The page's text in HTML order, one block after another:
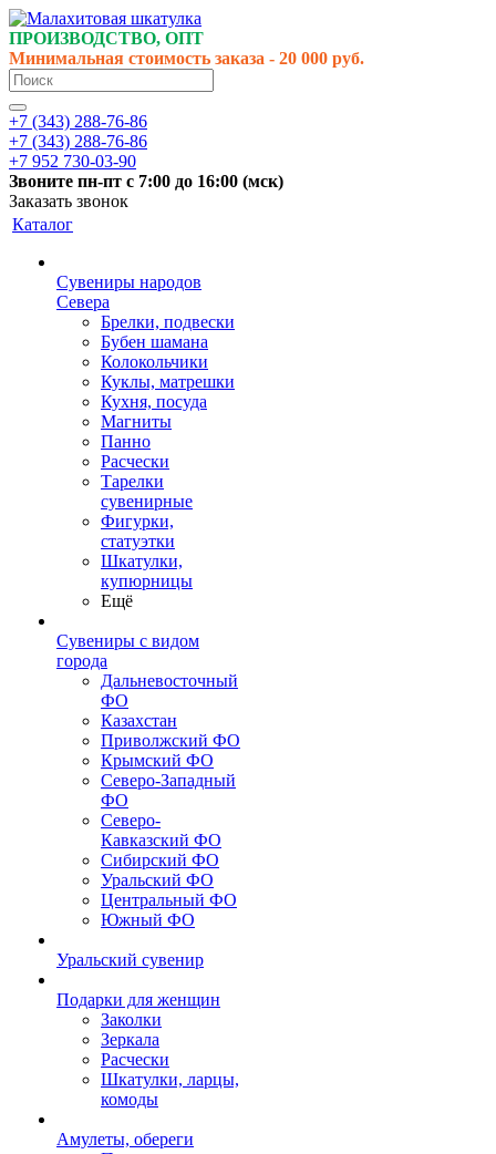
ПРОИЗВОДСТВО, ОПТ
Минимальная стоимость заказа - 20 000 руб.
+7 (343) 288-76-86
+7 (343) 288-76-86
+7 952 730-03-90
Звоните пн-пт с 7:00 до 16:00 (мск)
Заказать звонок
Каталог
Сувениры народов
Севера
Брелки, подвески
Бубен шамана
Колокольчики
Куклы, матрешки
Кухня, посуда
Магниты
Панно
Расчески
Тарелки
сувенирные
Фигурки,
статуэтки
Шкатулки,
купюрницы
Ещё
Сувениры с видом
города
Дальневосточный
ФО
Казахстан
Приволжский ФО
Крымский ФО
Северо-Западный
ФО
Северо-
Кавказский ФО
Сибирский ФО
Уральский ФО
Центральный ФО
Южный ФО
Уральский сувенир
Подарки для женщин
Заколки
Зеркала
Расчески
Шкатулки, ларцы,
комоды
Амулеты, обереги